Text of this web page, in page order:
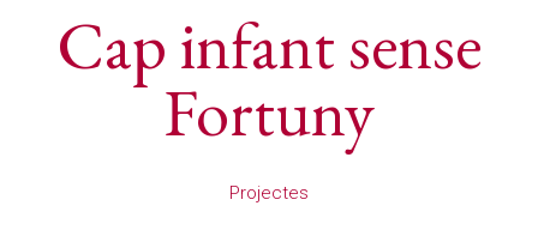
Cap infant sense
Fortuny
Projectes